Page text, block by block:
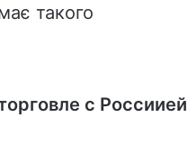
такого
с Россиией